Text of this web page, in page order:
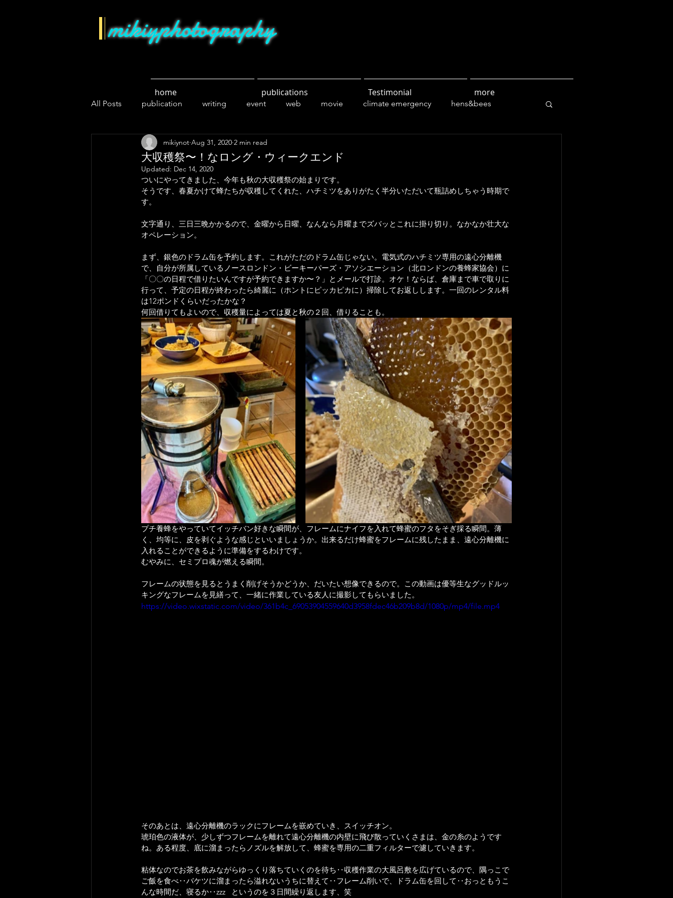
mikiyphotography
home publications Testimonial more
All Posts publication writing event web movie climate emergency hens&bees
lockdown news cycling sports
大収穫祭〜！なロング・ウィークエンド
mikiynot Aug 31, 2020 2 min read
Updated: Dec 14, 2020
ついにやってきました、今年も秋の大収穫祭の始まりです。
そうです、春夏かけて蜂たちが収穫してくれた、ハチミツをありがたく半分いただいて瓶詰めしちゃう時期で
す。
文字通り、三日三晩かかるので、金曜から日曜、なんなら月曜までズバッとこれに掛り切り。なかなか壮大な
オペレーション。
まず、銀色のドラム缶を予約します。これがただのドラム缶じゃない。電気式のハチミツ専用の遠心分離機
で、自分が所属しているノースロンドン・ビーキーパーズ・アソシエーション（北ロンドンの養蜂家協会）に
「〇〇の日程で借りたいんですが予約できますか〜？」とメールで打診。オケ！ならば、倉庫まで車で取りに
行って、予定の日程が終わったら綺麗に（ホントにピッカピカに）掃除してお返しします。一回のレンタル料
は12ポンドくらいだったかな？
何回借りてもよいので、収穫量によっては夏と秋の２回、借りることも。
プチ養蜂をやっていてイッチバン好きな瞬間が、フレームにナイフを入れて蜂蜜のフタをそぎ採る瞬間。薄
く、均等に、皮を剥ぐような感じといいましょうか。出来るだけ蜂蜜をフレームに残したまま、遠心分離機に
入れることができるように準備をするわけです。
むやみに、セミプロ魂が燃える瞬間。
フレームの状態を見るとうまく削げそうかどうか、だいたい想像できるので。この動画は優等生なグッドルッ
キングなフレームを見繕って、一緒に作業している友人に撮影してもらいました。
https://video.wixstatic.com/video/361b4c_69053904559640d3958fdec46b209b8d/1080p/mp4/file.mp4
そのあとは、遠心分離機のラックにフレームを嵌めていき、スイッチオン。
琥珀色の液体が、少しずつフレームを離れて遠心分離機の内壁に飛び散っていくさまは、金の糸のようです
ね。ある程度、底に溜まったらノズルを解放して、蜂蜜を専用の二重フィルターで濾していきます。
粘体なのでお茶を飲みながらゆっくり落ちていくのを待ち‥収穫作業の大風呂敷を広げているので、隅っこで
ご飯を食べ‥バケツに溜まったら溢れないうちに替えて‥フレーム削いで、ドラム缶を回して‥おっともうこ
んな時間だ、寝るか‥zzz   というのを３日間繰り返します、笑